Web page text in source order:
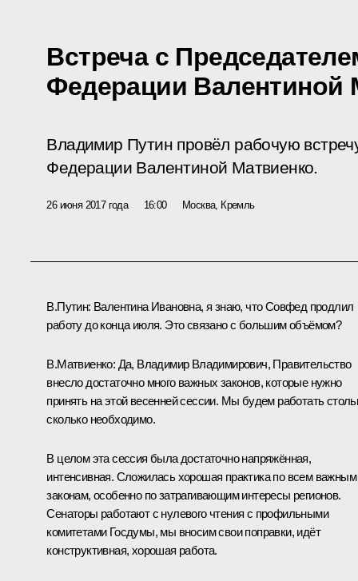
Встреча с
Федерации Валентиной
Владимир Путин провёл рабочую
Федерации Валентиной Матвиенко.
26 июня 2017 года 16:00 Москва, Кремль
В.Путин: Валентина Ивановна, я знаю, что Совфед продлил
работу до конца июля. Это связано с большим объёмом?
В.Матвиенко: Да, Владимир Владимирович, Правительство
внесло достаточно много важных законов, которые нужно
принять на этой весенней сессии. Мы будем работать
сколько необходимо.
В целом эта сессия была достаточно напряжённая,
интенсивная. Сложилась хорошая практика по всем важным
законам, особенно по затрагивающим интересы регионов.
Сенаторы работают с нулевого чтения с профильными
комитетами Госдумы, мы вносим свои поправки, идёт
конструктивная, хорошая работа.